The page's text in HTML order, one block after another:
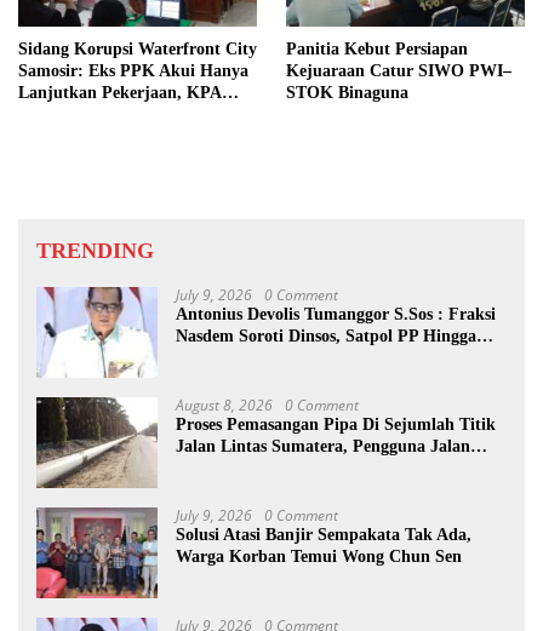
Sidang Korupsi Waterfront City
Samosir: Eks PPK Akui Hanya
Lanjutkan Pekerjaan, KPA
Panitia Kebut Persiapan
Kejuaraan Catur SIWO PWI–
STOK Binaguna
TRENDING
July 9, 2026 0 Comment
Antonius Devolis Tumanggor S.Sos : Fraksi
Nasdem Soroti Dinsos, Satpol PP Hingga
August 8, 2026 0 Comment
Proses Pemasangan Pipa Di Sejumlah Titik
Jalan Lintas Sumatera, Pengguna Jalan
July 9, 2026 0 Comment
Solusi Atasi Banjir Sempakata Tak Ada,
Warga Korban Temui Wong Chun Sen
July 9, 2026 0 Comment